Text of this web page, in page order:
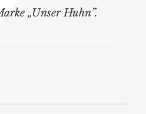
„Unser Huhn”.